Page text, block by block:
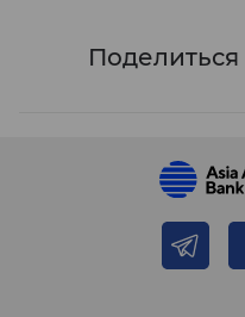
Поделиться